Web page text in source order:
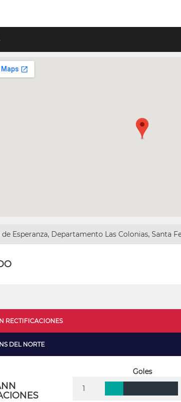
Esperanza, Departamento Las Colonias, Santa
RECTIFICACIONES
DEL NORTE
Goles
1